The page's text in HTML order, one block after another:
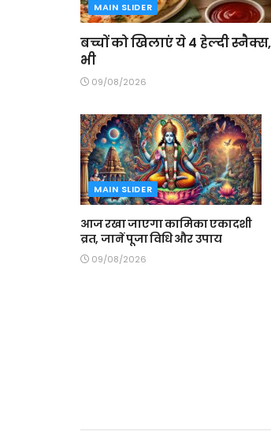
MAIN SLIDER
बच्चों को खिलाएं ये 4 हेल्दी स्नैक्स,
भी
09/08/2026
MAIN SLIDER
आज रखा जाएगा कामिका एकादशी
व्रत, जानें पूजा विधि और उपाय
09/08/2026